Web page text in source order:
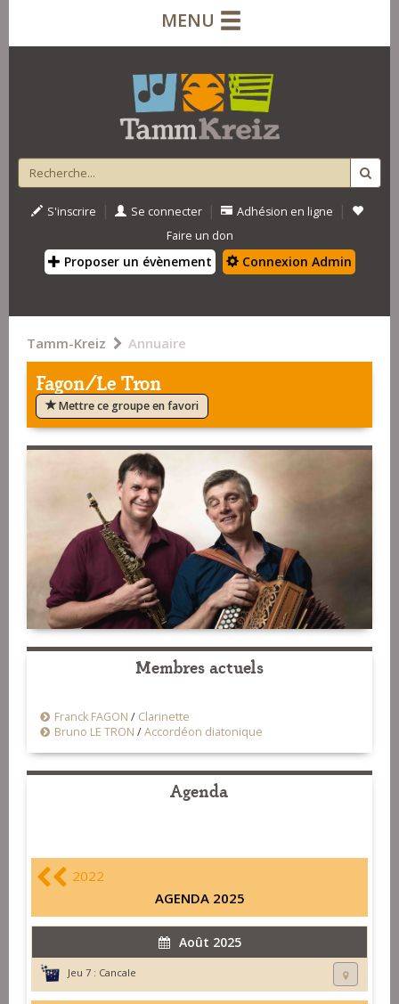
MENU
S'inscrire | Se connecter | Adhésion en ligne |
Faire un don
Proposer un évènement Connexion Admin
Tamm-Kreiz Annuaire
Fagon/Le Tron
Mettre ce groupe en favori
Membres actuels
Franck FAGON / Clarinette
Bruno LE TRON /Accordéon diatonique
Agenda
2022
AGENDA 2025
Août 2025
Jeu 7 : Cancale